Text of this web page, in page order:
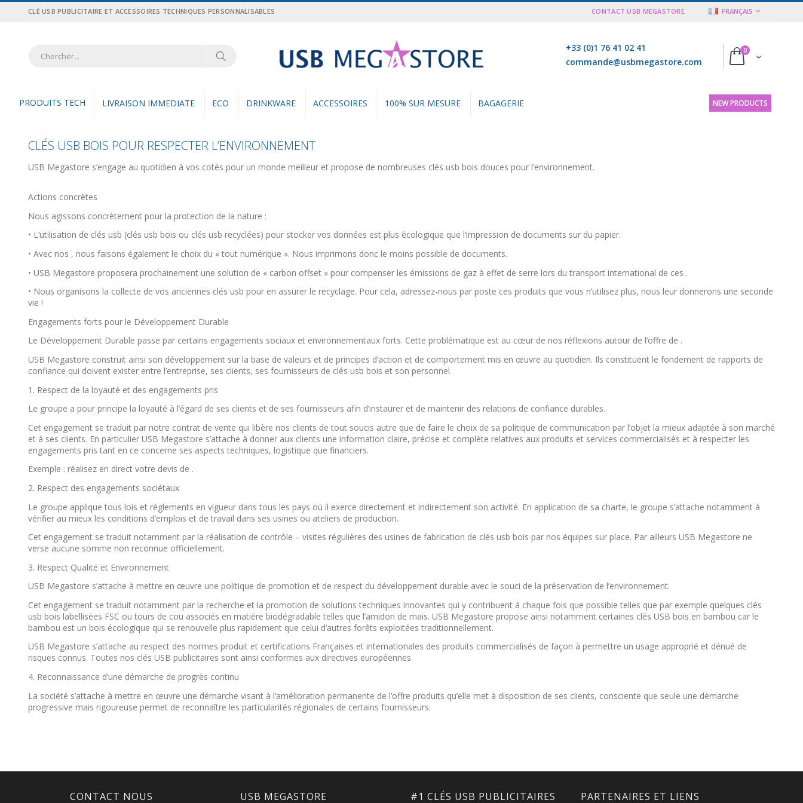
Allez
LANGUEFRANÇAIS
CLÉ USB PUBLICITAIRE ET ACCESSOIRES TECHNIQUES PERSONNALISABLES CONTACT USB MEGASTORE
Cart
0articles
Rechercher
+33 (0)1 76 41 02 41
commande@usbmegastore.com
PRODUITS TECH LIVRAISON IMMEDIATE ECO DRINKWARE ACCESSOIRES 100% SUR MESURE BAGAGERIE NEW PRODUCTS
CLÉS USB BOIS POUR RESPECTER L’ENVIRONNEMENT
USB Megastore s’engage au quotidien à vos cotés pour un monde meilleur et propose de nombreuses clés usb bois douces pour l’environnement.
Actions concrètes
Nous agissons concrètement pour la protection de la nature :
• L’utilisation de clés usb (clés usb bois ou clés usb recyclées) pour stocker vos données est plus écologique que l‘impression de documents sur du papier.
• Avec nos , nous faisons également le choix du « tout numérique ». Nous imprimons donc le moins possible de documents.
• USB Megastore proposera prochainement une solution de « carbon offset » pour compenser les émissions de gaz à effet de serre lors du transport international de ces .
• Nous organisons la collecte de vos anciennes clés usb pour en assurer le recyclage. Pour cela, adressez-nous par poste ces produits que vous n’utilisez plus, nous leur donnerons une seconde
vie !
Engagements forts pour le Développement Durable
Le Développement Durable passe par certains engagements sociaux et environnementaux forts. Cette problématique est au cœur de nos réflexions autour de l’offre de .
USB Megastore construit ainsi son développement sur la base de valeurs et de principes d’action et de comportement mis en œuvre au quotidien. Ils constituent le fondement de rapports de
confiance qui doivent exister entre l’entreprise, ses clients, ses fournisseurs de clés usb bois et son personnel.
1. Respect de la loyauté et des engagements pris
Le groupe a pour principe la loyauté à l’égard de ses clients et de ses fournisseurs afin d’instaurer et de maintenir des relations de confiance durables.
Cet engagement se traduit par notre contrat de vente qui libère nos clients de tout soucis autre que de faire le choix de sa politique de communication par l’objet la mieux adaptée à son marché
et à ses clients. En particulier USB Megastore s’attache à donner aux clients une information claire, précise et complète relatives aux produits et services commercialisés et à respecter les
engagements pris tant en ce concerne ses aspects techniques, logistique que financiers.
Exemple : réalisez en direct votre devis de .
2. Respect des engagements sociétaux
Le groupe applique tous lois et règlements en vigueur dans tous les pays où il exerce directement et indirectement son activité. En application de sa charte, le groupe s’attache notamment à
vérifier au mieux les conditions d’emplois et de travail dans ses usines ou ateliers de production.
Cet engagement se traduit notamment par la réalisation de contrôle – visites régulières des usines de fabrication de clés usb bois par nos équipes sur place. Par ailleurs USB Megastore ne
verse aucune somme non reconnue officiellement.
3. Respect Qualité et Environnement
USB Megastore s’attache à mettre en œuvre une politique de promotion et de respect du développement durable avec le souci de la préservation de l’environnement.
Cet engagement se traduit notamment par la recherche et la promotion de solutions techniques innovantes qui y contribuent à chaque fois que possible telles que par exemple quelques clés
usb bois labellisées FSC ou tours de cou associés en matière biodégradable telles que l’amidon de mais. USB Megastore propose ainsi notamment certaines clés USB bois en bambou car le
bambou est un bois écologique qui se renouvelle plus rapidement que celui d’autres forêts exploitées traditionnellement.
USB Megastore s’attache au respect des normes produit et certifications Françaises et internationales des produits commercialisés de façon à permettre un usage approprié et dénué de
risques connus. Toutes nos clés USB publicitaires sont ainsi conformes aux directives européennes.
4. Reconnaissance d’une démarche de progrès continu
La société s’attache à mettre en œuvre une démarche visant à l’amélioration permanente de l’offre produits qu’elle met à disposition de ses clients, consciente que seule une démarche
progressive mais rigoureuse permet de reconnaître les particularités régionales de certains fournisseurs.
CONTACT NOUS USB MEGASTORE #1 CLÉS USB PUBLICITAIRES PARTENAIRES ET LIENS